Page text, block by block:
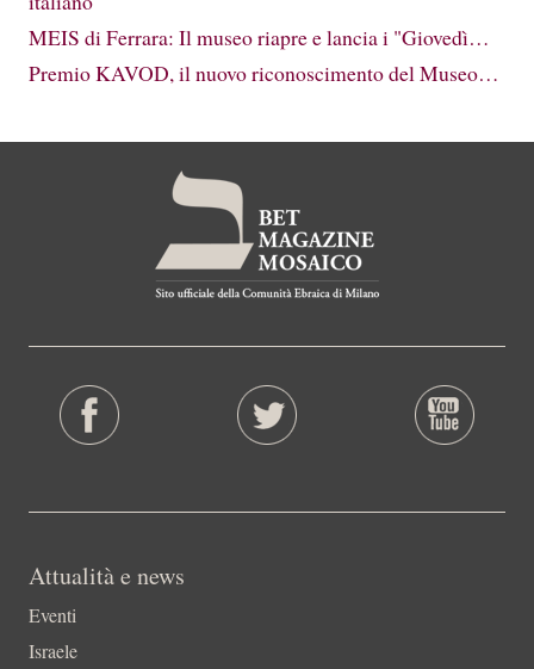
MEIS di Ferrara: Il museo riapre e lancia i "Giovedì…
Premio KAVOD, il nuovo riconoscimento del Museo…
Attualità e news
Eventi
Israele